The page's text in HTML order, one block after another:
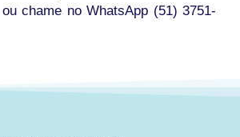
chame no WhatsApp (51) 3751-